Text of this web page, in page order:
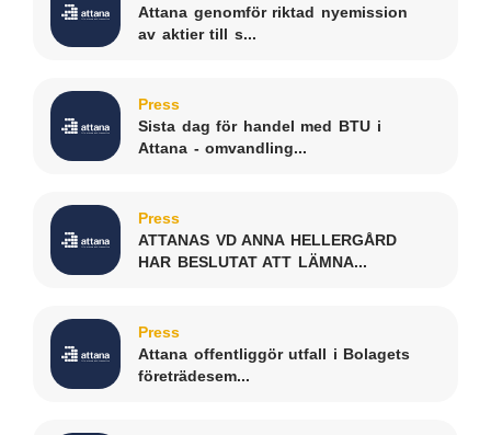
Attana genomför riktad nyemission
av aktier till s...
Press
Sista dag för handel med BTU i
Attana - omvandling...
Press
ATTANAS VD ANNA HELLERGÅRD
HAR BESLUTAT ATT LÄMNA...
Press
Attana offentliggör utfall i Bolagets
företrädesem...